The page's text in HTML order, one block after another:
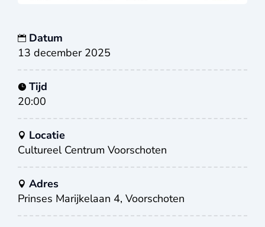
Datum
13 december 2025
Tijd
20:00
Locatie
Cultureel Centrum Voorschoten
Adres
Prinses Marijkelaan 4, Voorschoten